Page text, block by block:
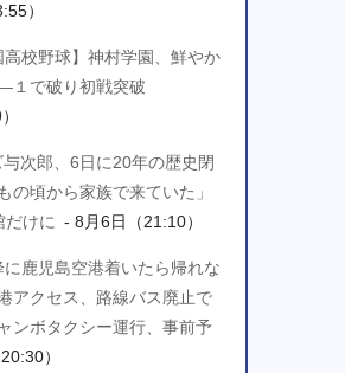
）
高校野球】神村学園、鮮やか
で破り初戦突破
次郎、6日に20年の歴史閉
頃から家族で来ていた」
だけに - 8月6日（21:10）
に鹿児島空港着いたら帰れな
アクセス、路線バス廃止で
ボタクシー運行、事前予
）